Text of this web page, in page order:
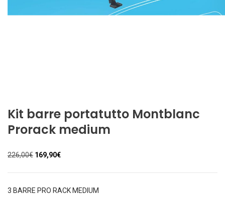
Kit barre portatutto Montblanc
Prorack medium
226,00€ Il
originale
226,00€.
169,90€Il
attuale
169,90€.
3 BARRE PRO RACK MEDIUM